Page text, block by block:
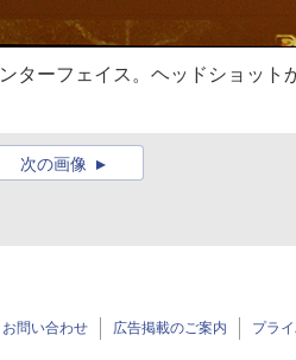
ターフェイス。ヘッドショット
次の画像
お問い合わせ 広告掲載のご案内 プラ